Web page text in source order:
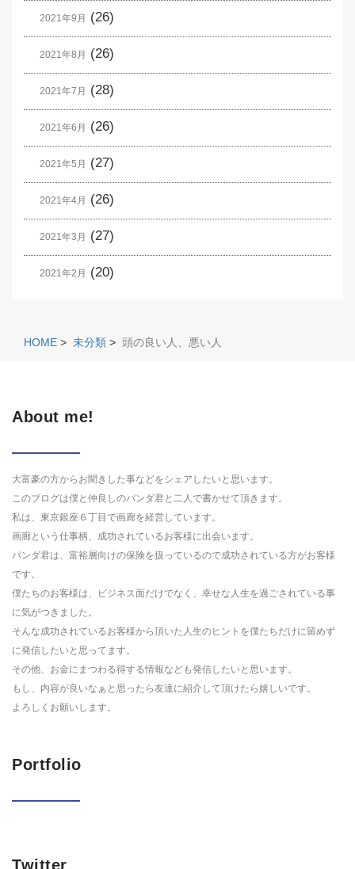
2021年9月 (26)
2021年8月 (26)
2021年7月 (28)
2021年6月 (26)
2021年5月 (27)
2021年4月 (26)
2021年3月 (27)
2021年2月 (20)
HOME > 未分類 > 頭の良い人、悪い人
About me!
大富豪の方からお聞きした事などをシェアしたいと思います。
このブログは僕と仲良しのパンダ君と二人で書かせて頂きます。
私は、東京銀座６丁目で画廊を経営しています。
画廊という仕事柄、成功されているお客様に出会います。
パンダ君は、富裕層向けの保険を扱っているので成功されている方がお客様
です。
僕たちのお客様は、ビジネス面だけでなく、幸せな人生を過ごされている事
に気がつきました。
そんな成功されているお客様から頂いた人生のヒントを僕たちだけに留めず
に発信したいと思ってます。
その他、お金にまつわる得する情報なども発信したいと思います。
もし、内容が良いなぁと思ったら友達に紹介して頂けたら嬉しいです。
よろしくお願いします。
Portfolio
Twitter